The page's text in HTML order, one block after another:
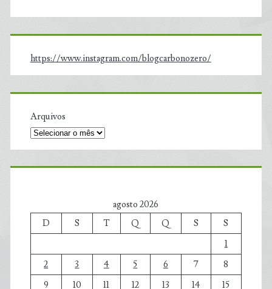
https://www.instagram.com/blogcarbonozero/
Arquivos
agosto 2026
D
S T Q Q S
S
1
2
3 4 5 6 7
8
9
10 11 12 13 14
15